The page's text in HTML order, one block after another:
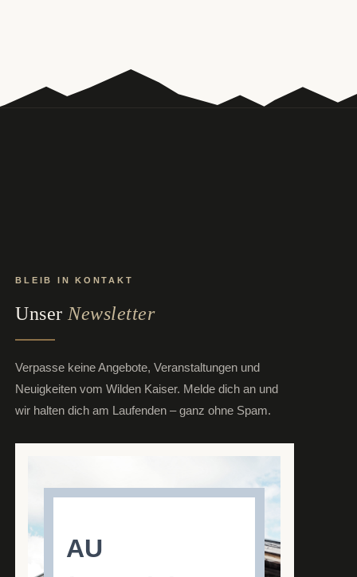
BLEIB IN KONTAKT
UnserNewsletter
Verpasse keine Angebote, Veranstaltungen und
Neuigkeiten vom Wilden Kaiser. Melde dich an und
wir halten dich am Laufenden – ganz ohne Spam.